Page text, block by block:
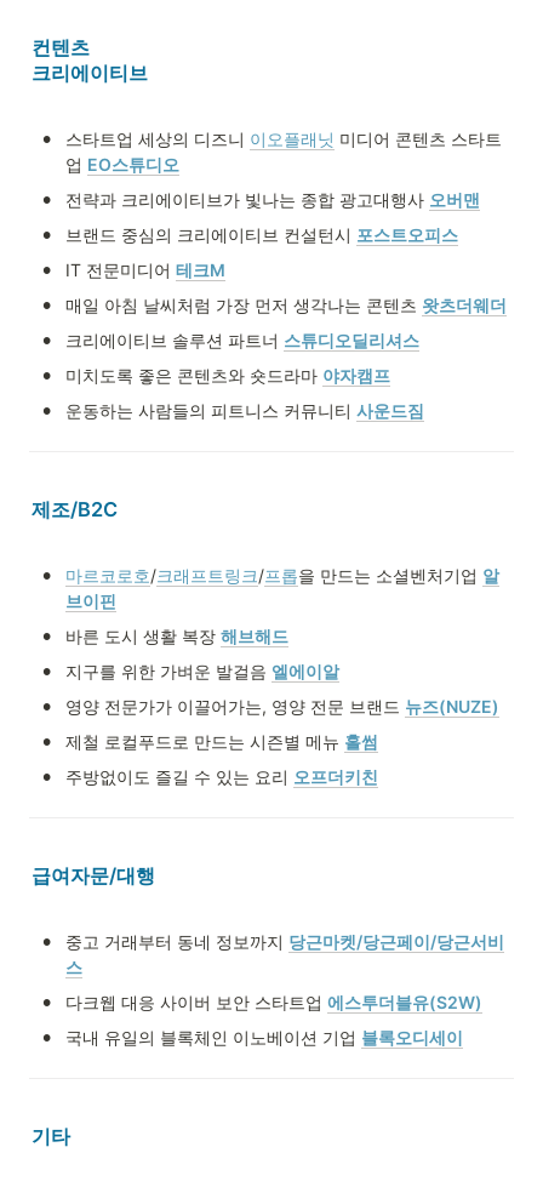
컨텐츠
크리에이티브
• 스타트업 세상의 디즈니 이오플래닛 미디어 콘텐츠 스타트
업 EO스튜디오
• 전략과 크리에이티브가 빛나는 종합 광고대행사 오버맨
• 브랜드 중심의 크리에이티브 컨설턴시 포스트오피스
• IT 전문미디어 테크M
• 매일 아침 날씨처럼 가장 먼저 생각나는 콘텐츠 왓츠더웨더
• 크리에이티브 솔루션 파트너 스튜디오딜리셔스
• 미치도록 좋은 콘텐츠와 숏드라마 야자캠프
• 운동하는 사람들의 피트니스 커뮤니티 사운드짐
제조/B2C
• 마르코로호/크래프트링크/프롭을 만드는 소셜벤처기업 알
브이핀
• 바른 도시 생활 복장 해브해드
• 지구를 위한 가벼운 발걸음 엘에이알
• 영양 전문가가 이끌어가는, 영양 전문 브랜드 뉴즈(NUZE)
• 제철 로컬푸드로 만드는 시즌별 메뉴 홀썸
• 주방없이도 즐길 수 있는 요리 오프더키친
급여자문/대행
• 중고 거래부터 동네 정보까지 당근마켓/당근페이/당근서비
스
• 다크웹 대응 사이버 보안 스타트업 에스투더블유(S2W)
• 국내 유일의 블록체인 이노베이션 기업 블록오디세이
기타